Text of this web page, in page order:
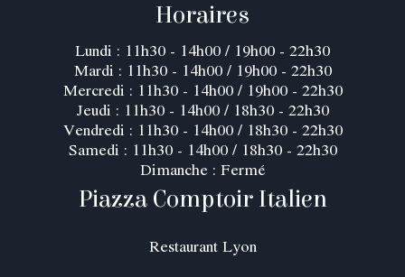
Horaires
Lundi : 11h30 - 14h00 / 19h00 - 22h30
Mardi : 11h30 - 14h00 / 19h00 - 22h30
Mercredi : 11h30 - 14h00 / 19h00 - 22h30
Jeudi : 11h30 - 14h00 / 18h30 - 22h30
Vendredi : 11h30 - 14h00 / 18h30 - 22h30
Samedi : 11h30 - 14h00 / 18h30 - 22h30
Dimanche : Fermé
Piazza Comptoir Italien
Restaurant Lyon